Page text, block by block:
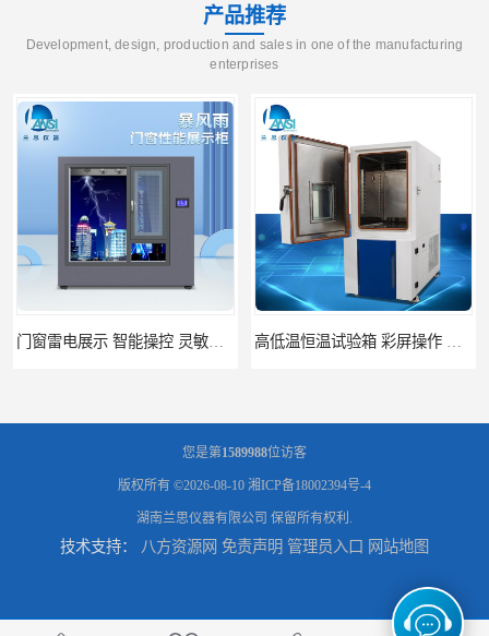
产品推荐
Development, design, production and sales in one of the manufacturing
enterprises
门窗风雨测试机 操作简单 使用寿命长 恒温恒湿试验箱制造商 操作简单 美观实用 清洁更方便
您是第1589988位访客
版权所有 ©2026-08-10 湘ICP备18002394号-4
湖南兰思仪器有限公司 保留所有权利.
技术支持： 八方资源网 免责声明 管理员入口 网站地图